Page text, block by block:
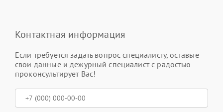
Контактная информация
Если требуется задать вопрос специалисту, оставьте
свои данные и дежурный специалист с радостью
проконсультирует Вас!